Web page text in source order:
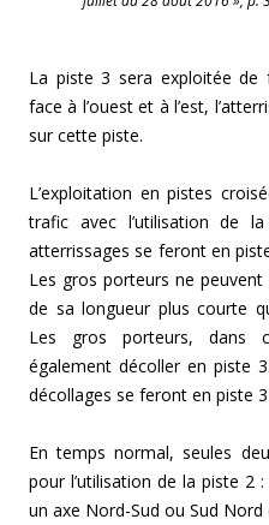
La piste 3 sera exploitée de
face à l’ouest et à l’est,
sur cette piste.
L’exploitation en pistes
trafic avec l’utilisation de
atterrissages se feront en
Les gros porteurs ne
de sa longueur plus courte
Les gros porteurs, dans
également décoller en piste
décollages se feront en piste
En temps normal, seules
pour l’utilisation de la piste 2
un axe Nord-Sud ou Sud